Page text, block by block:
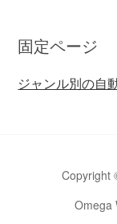
固定ページ
ジャンル別の自
Copyright
Omega